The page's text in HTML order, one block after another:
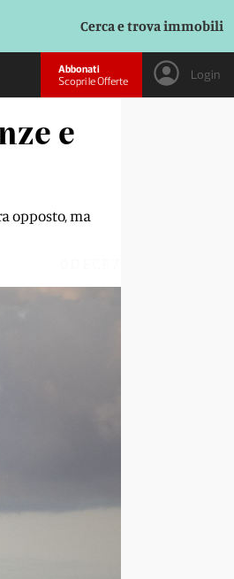
Cerca e trova immobili
Abbonati
Scopri le Offerte
Login
e
opposto, ma